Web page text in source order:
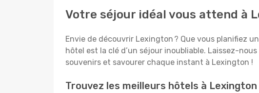
Votre séjour idéal vous attend à
Envie de découvrir Lexington ? Que vous planifiez
hôtel est la clé d’un séjour inoubliable. Laissez-
souvenirs et savourer chaque instant à Lexington !
Trouvez les meilleurs hôtels à Lexington